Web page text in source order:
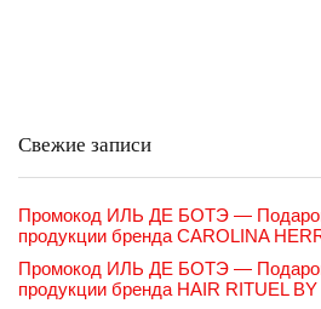
Свежие записи
Промокод ИЛЬ ДЕ БОТЭ — Подарок
продукции бренда CAROLINA
Промокод ИЛЬ ДЕ БОТЭ — Подарок
продукции бренда HAIR RITUEL